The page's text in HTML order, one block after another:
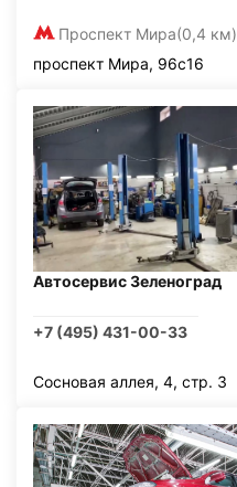
Проспект Мира(0,4 км)
проспект Мира, 96с16
Автосервис Зеленоград
+7 (495) 431-00-33
Сосновая аллея, 4, стр. 3